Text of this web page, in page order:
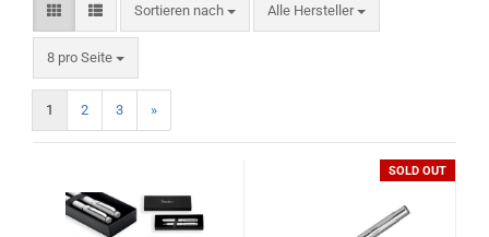
Sortieren nach
Sortieren nach Alle Hersteller
8 pro Seite
pro Seite
1 2 3 »
SOLD OUT